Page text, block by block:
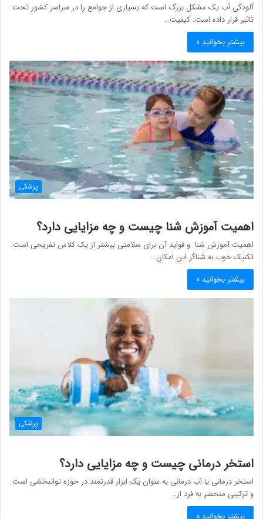
آلودگی آب یک مشکل بزرگ است که بسیاری از جوامع را در سراسر کشور تحت
تاثیر قرار داده است. کیفیت…
بیشتر بخوانید »
پزشکی
اهمیت آموزش شنا چیست و چه مزایایی دارد؟
اهمیت آموزش شنا و فواید آن برای سلامتی بیشتر از یک کلاس تفریحی است.
تکنیک خوب به شناگر این امکان…
بیشتر بخوانید »
پزشکی
استخر درمانی چیست و چه مزایایی دارد؟
استخر درمانی یا آب درمانی به عنوان یک ابزار قدرتمند در حوزه توانبخشی است
و ترکیبی منحصر به فرد از…
بیشتر بخوانید »